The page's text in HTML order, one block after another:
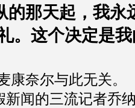
的那天起，我永
。这个决定是
康奈尔与此无关。
新闻的三流记者乔